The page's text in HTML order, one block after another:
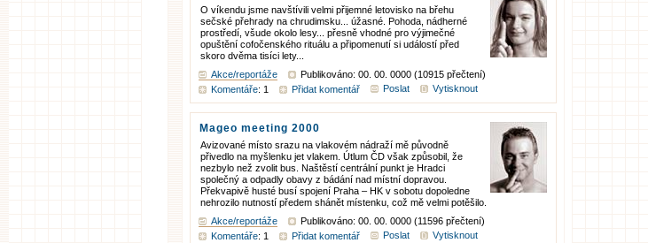
O víkendu jsme navštívili velmi přijemné letovisko na břehu
sečské přehrady na chrudimsku... úžasné. Pohoda, nádherné
prostředí, všude okolo lesy... přesně vhodné pro výjimečné
opuštění cofočenského rituálu a připomenutí si událostí před
skoro dvěma tisíci lety...
Akce/reportáže
Publikováno: 00. 00. 0000 (10915 přečtení)
Komentáře: 1 Přidat komentář Poslat Vytisknout
Mageo meeting 2000
Avizované místo srazu na vlakovém nádraží mě původně
přivedlo na myšlenku jet vlakem. Útlum ČD však způsobil, že
nezbylo než zvolit bus. Naštěstí centrální punkt je Hradci
společný a odpadly obavy z bádání nad místní dopravou.
Překvapivě husté busí spojení Praha – HK v sobotu dopoledne
nehrozilo nutností předem shánět místenku, což mě velmi potěšilo.
Akce/reportáže
Publikováno: 00. 00. 0000 (11596 přečtení)
Komentáře: 1 Přidat komentář Poslat Vytisknout